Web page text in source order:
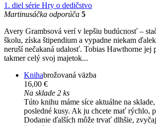
1. diel série Hry o dedičstvo
Martinusáčka odporúča 5
Avery Grambsová verí v lepšiu budúcnosť –
školu, získa štipendium a vypadne niekam
neruší nečakaná udalosť. Tobias Hawthorne jej
takmer celý svoj majetok...
Knihabrožovaná väzba
16,00 €
Na sklade 2 ks
Túto knihu máme síce aktuálne na
posledné kusy. Ak ju chcete mať rýchlo,
Dodanie ďalších môže trvať dlhšie,